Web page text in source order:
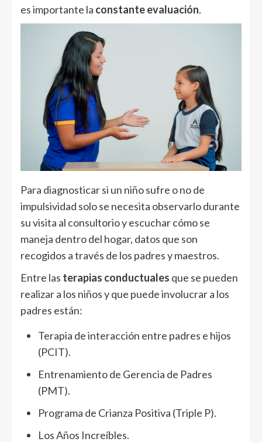
es importante la constante evaluación.
Para diagnosticar si un niño sufre o no de
impulsividad solo se necesita observarlo durante
su visita al consultorio y escuchar cómo se
maneja dentro del hogar, datos que son
recogidos a través de los padres y maestros.
Entre las terapias conductuales que se pueden
realizar a los niños y que puede involucrar a los
padres están:
Terapia de interacción entre padres e hijos
(PCIT).
Entrenamiento de Gerencia de Padres
(PMT).
Programa de Crianza Positiva (Triple P).
Los Años Increíbles.